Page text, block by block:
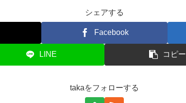
シェアする
Facebook
LINE コピー
takaをフォローする